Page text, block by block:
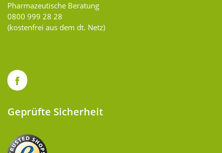
Pharmazeutische Beratung
0800 999 28 28
(kostenfrei aus dem dt. Netz)
Geprüfte Sicherheit